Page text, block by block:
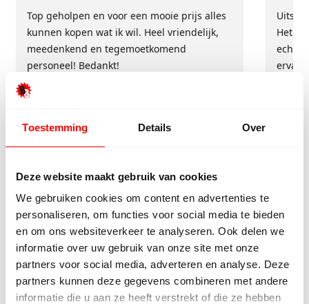
Toestemming Details Over
Deze website maakt gebruik van cookies
We gebruiken cookies om content en advertenties te
personaliseren, om functies voor social media te bieden
en om ons websiteverkeer te analyseren. Ook delen we
informatie over uw gebruik van onze site met onze
partners voor social media, adverteren en analyse. Deze
partners kunnen deze gegevens combineren met andere
informatie die u aan ze heeft verstrekt of die ze hebben
Top geholpen en voor een mooie prijs alles
kunnen kopen wat ik wil. Heel vriendelijk,
meedenkend en tegemoetkomend
personeel! Bedankt!
Het
echt
9/10 5272 reviews